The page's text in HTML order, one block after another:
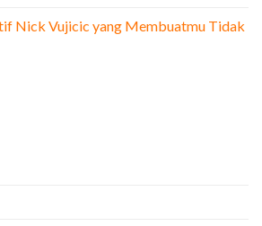
Nick Vujicic yang Membuatmu Tidak